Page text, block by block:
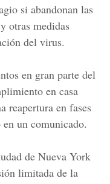
si abandonan las
otras medidas
del virus.
en gran parte del
en casa
reapertura en fases
un comunicado.
de Nueva York
limitada de la